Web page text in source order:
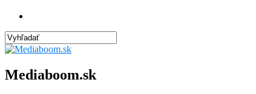
Mediaboom.sk